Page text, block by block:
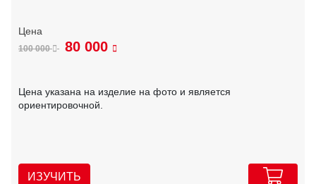
100 000 80 000
Цена указана на изделие на фото и является
ориентировочной.
ИЗУЧИТЬ